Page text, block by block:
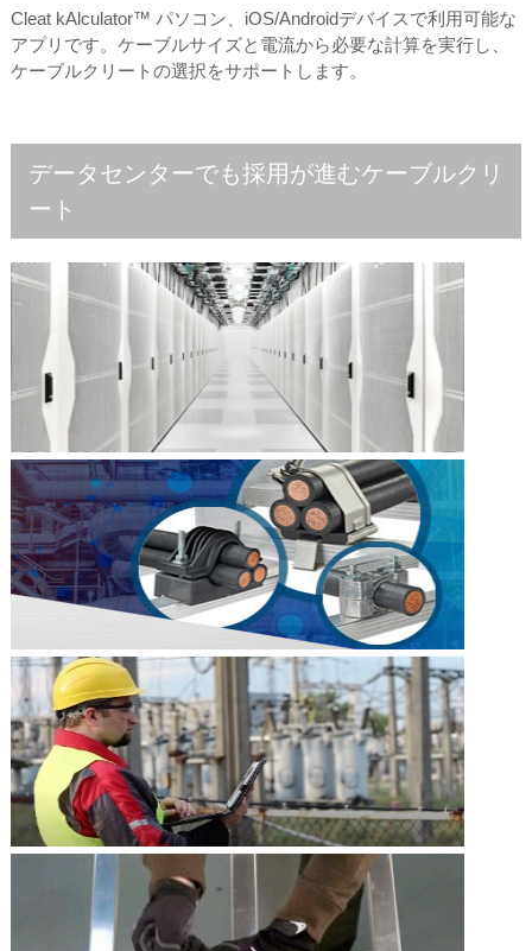
Cleat kAlculator™ パソコン、iOS/Androidデバイスで利用可能な
アプリです。ケーブルサイズと電流から必要な計算を実行し、
ケーブルクリートの選択をサポートします。
データセンターでも採用が進むケーブルクリ
ート